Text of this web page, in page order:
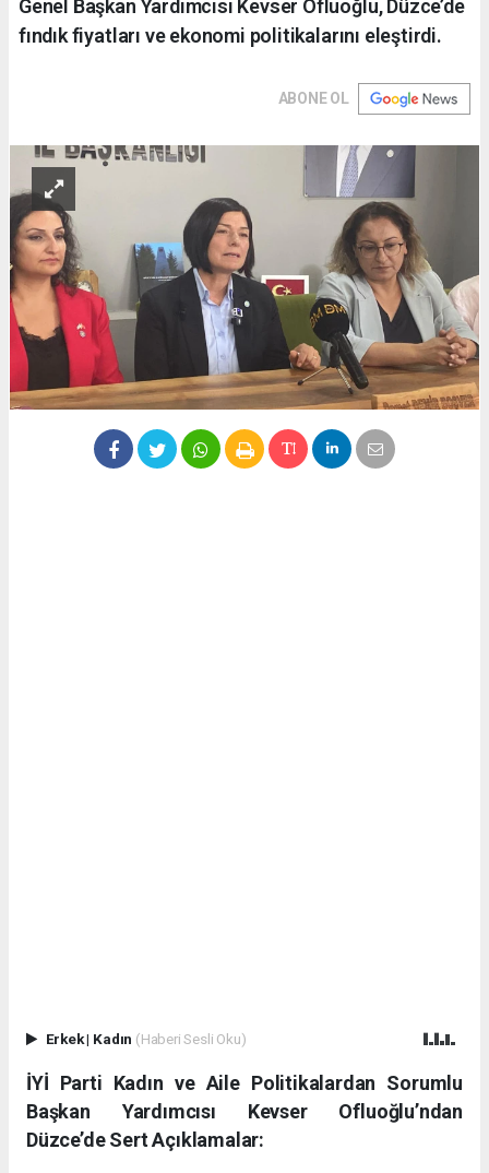
Genel Başkan Yardımcısı Kevser Ofluoğlu, Düzce’de
fındık fiyatları ve ekonomi politikalarını eleştirdi.
ABONE OL
Erkek| Kadın (Haberi Sesli Oku)
İYİ Parti Kadın ve Aile Politikalardan Sorumlu
Başkan Yardımcısı Kevser Ofluoğlu’ndan
Düzce’de Sert Açıklamalar: